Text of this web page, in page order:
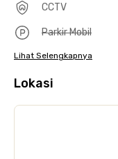
CCTV
Parkir Mobil
Lihat Selengkapnya
Lokasi